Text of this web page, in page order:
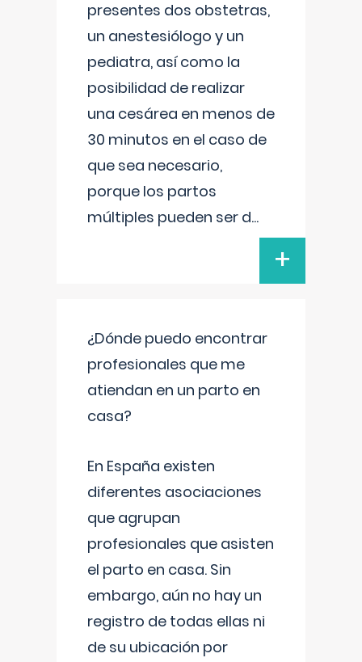
presentes dos obstetras,
un anestesiólogo y un
pediatra, así como la
posibilidad de realizar
una cesárea en menos de
30 minutos en el caso de
que sea necesario,
porque los partos
múltiples pueden ser d...
+
¿Dónde puedo encontrar
profesionales que me
atiendan en un parto en
casa?
En España existen
diferentes asociaciones
que agrupan
profesionales que asisten
el parto en casa. Sin
embargo, aún no hay un
registro de todas ellas ni
de su ubicación por